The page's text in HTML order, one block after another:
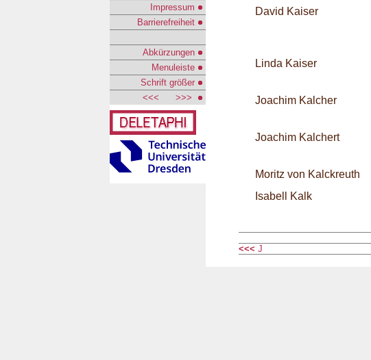
Impressum
Barrierefreiheit
Abkürzungen
Menuleiste
Schrift größer
<<<
>>>
David Kaiser
Linda Kaiser
Joachim Kalcher
Joachim Kalchert
Moritz von Kalckreuth
Isabell Kalk
<<< J